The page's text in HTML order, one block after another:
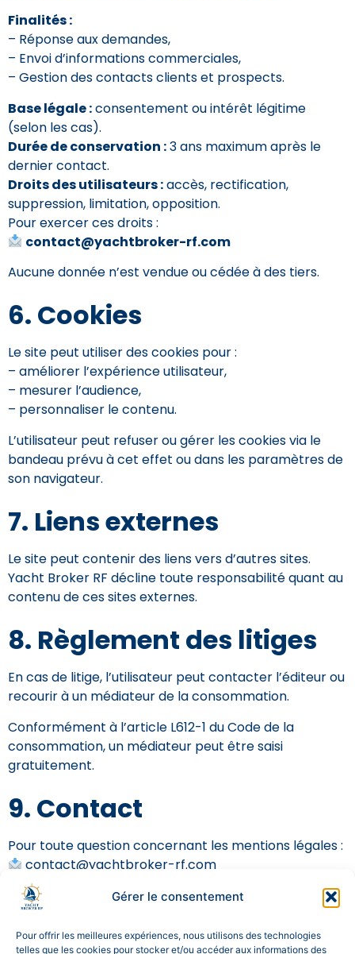
Gérer le consentement
Pour offrir les meilleures expériences, nous utilisons des technologies
telles que les cookies pour stocker et/ou accéder aux informations des
Finalités :
– Réponse aux demandes,
– Envoi d’informations commerciales,
– Gestion des contacts clients et prospects.
Base légale :consentement ou intérêt légitime
(selon les cas).
Durée de conservation :3 ans maximum après le
dernier contact.
Droits des utilisateurs :accès, rectification,
suppression, limitation, opposition.
Pour exercer ces droits :
contact@yachtbroker-rf.com
Aucune donnée n’est vendue ou cédée à des tiers.
6. Cookies
Le site peut utiliser des cookies pour :
– améliorer l’expérience utilisateur,
– mesurer l’audience,
– personnaliser le contenu.
L’utilisateur peut refuser ou gérer les cookies via le
bandeau prévu à cet effet ou dans les paramètres de
son navigateur.
7. Liens externes
Le site peut contenir des liens vers d’autres sites.
Yacht Broker RF décline toute responsabilité quant au
contenu de ces sites externes.
8. Règlement des litiges
En cas de litige, l’utilisateur peut contacter l’éditeur ou
recourir à un médiateur de la consommation.
Conformément à l’article L612-1 du Code de la
consommation, un médiateur peut être saisi
gratuitement.
9. Contact
Pour toute question concernant les mentions légales :
contact@yachtbroker-rf.com